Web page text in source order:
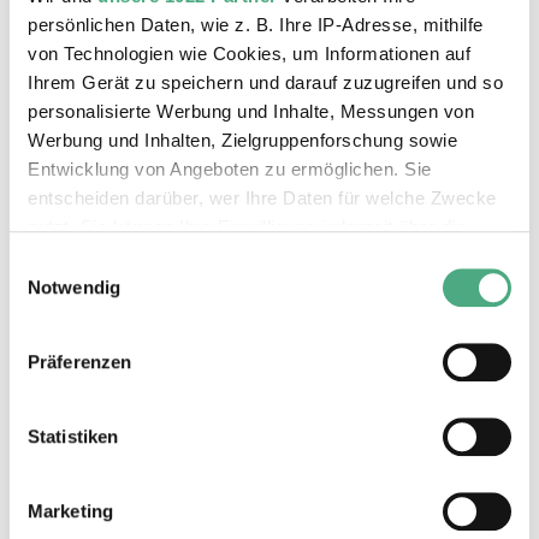
persönlichen Daten, wie z. B. Ihre IP-Adresse, mithilfe
von Technologien wie Cookies, um Informationen auf
Ihrem Gerät zu speichern und darauf zuzugreifen und so
personalisierte Werbung und Inhalte, Messungen von
Werbung und Inhalten, Zielgruppenforschung sowie
Entwicklung von Angeboten zu ermöglichen. Sie
entscheiden darüber, wer Ihre Daten für welche Zwecke
nutzt. Sie können Ihre Einwilligung jederzeit über die
Trigger Symbol ändern oder widerrufen
Informationen über Ihre geografische Lage erfassen,
Ihr Gerät durch aktives Scannen nach bestimmten
Erfahren Sie mehr darüber, wie Ihre persönlichen Daten
verarbeitet werden, und legen Sie Ihre Präferenzen im
Notwendig
Präferenzen
Statistiken
Marketing
Das könnte Sie auch interessieren
X RAY neu